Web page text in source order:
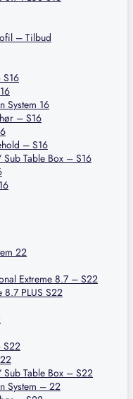
– Tilbud
System 16
– S16
– S16
Table Box – S16
22
Extreme 8.7 – S22
8.7 PLUS S22
S22
Table Box – S22
System – 22